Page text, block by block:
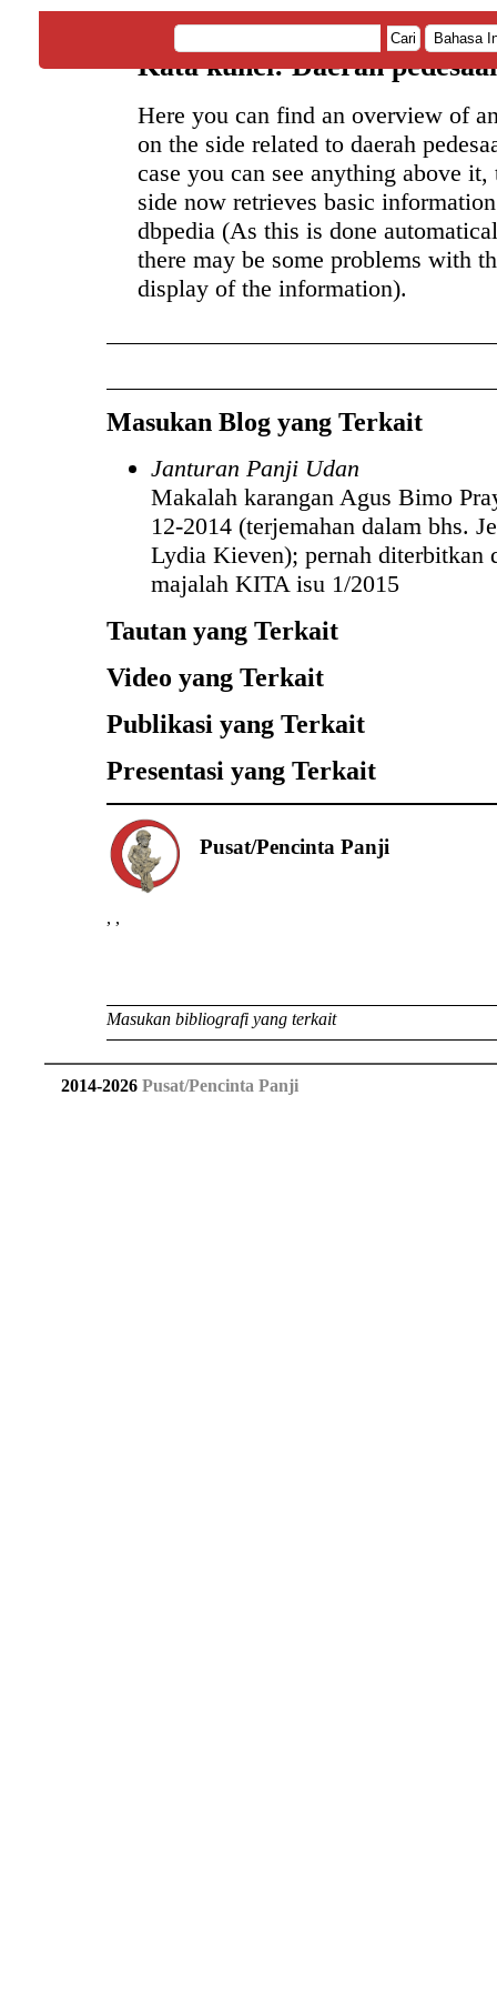
Cari
Kata kunci: Daerah
Here you can find an overview of
on the side related to daerah
case you can see anything above it,
side now retrieves basic
dbpedia (As this is done
there may be some problems with
display of the information).
Masukan Blog yang Terkait
Janturan Panji Udan
Makalah karangan Agus Bimo
12-2014 (terjemahan dalam bhs.
Lydia Kieven); pernah diterbitkan
majalah KITA isu 1/2015
Tautan yang Terkait
Video yang Terkait
Publikasi yang Terkait
Presentasi yang Terkait
Pusat/Pencinta Panji
, ,
Masukan bibliografi yang terkait
2014-2026 Pusat/Pencinta Panji